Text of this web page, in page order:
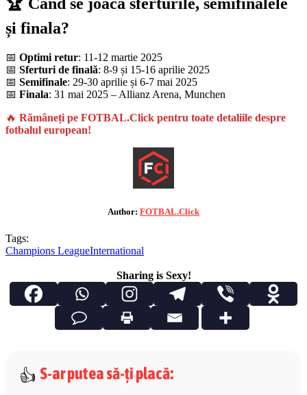
și finala?
📅 Optimi retur: 11-12 martie 2025
📅 Sferturi de finală: 8-9 și 15-16 aprilie 2025
📅 Semifinale: 29-30 aprilie și 6-7 mai 2025
📅 Finala: 31 mai 2025 – Allianz Arena, Munchen
🔥 Rămâneți pe FOTBAL.Click pentru toate detaliile despre
fotbalul european!
Author: FOTBAL.Click
Tags:
Champions LeagueInternational
Sharing is Sexy!
S-ar putea să-ți placă: